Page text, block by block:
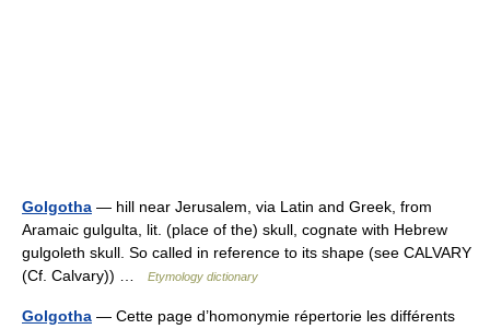
Golgotha — hill near Jerusalem, via Latin and Greek, from
Aramaic gulgulta, lit. (place of the) skull, cognate with Hebrew
gulgoleth skull. So called in reference to its shape (see CALVARY
(Cf. Calvary)) …
Etymology dictionary
Golgotha — Cette page d’homonymie répertorie les différents